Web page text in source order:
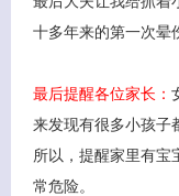
十多年来的第一次晕
最后提醒各位家长：
来发现有很多小孩子
所以，提醒家里有宝
常危险。